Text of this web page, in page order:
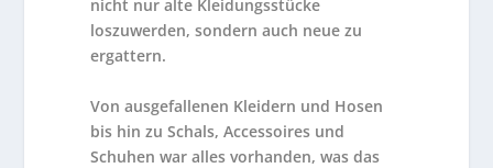
nicht nur alte Kleidungsstücke
loszuwerden, sondern auch neue zu
ergattern.
Von ausgefallenen Kleidern und Hosen
bis hin zu Schals, Accessoires und
Schuhen war alles vorhanden, was das